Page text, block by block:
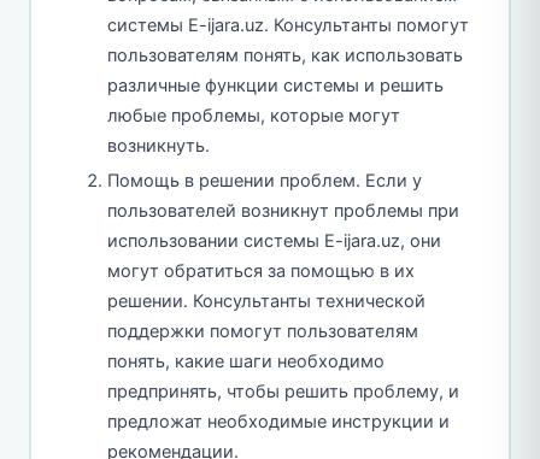
системы E-ijara.uz. Консультанты помогут
пользователям понять, как использовать
различные функции системы и решить
любые проблемы, которые могут
возникнуть.
Помощь в решении проблем. Если у
пользователей возникнут проблемы при
использовании системы E-ijara.uz, они
могут обратиться за помощью в их
решении. Консультанты технической
поддержки помогут пользователям
понять, какие шаги необходимо
предпринять, чтобы решить проблему, и
предложат необходимые инструкции и
рекомендации.